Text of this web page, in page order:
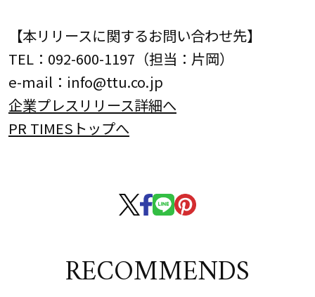
【本リリースに関するお問い合わせ先】
TEL：092-600-1197（担当：片岡）
e-mail：info@ttu.co.jp
企業プレスリリース詳細へ
PR TIMESトップへ
RECOMMENDS